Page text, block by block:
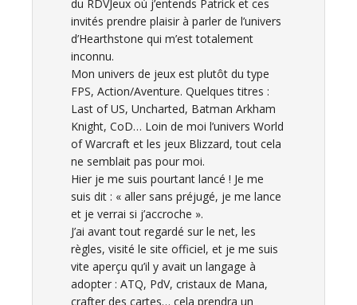
du RDVJeux où j’entends Patrick et ces
invités prendre plaisir à parler de l’univers
d’Hearthstone qui m’est totalement
inconnu.
Mon univers de jeux est plutôt du type
FPS, Action/Aventure. Quelques titres :
Last of US, Uncharted, Batman Arkham
Knight, CoD… Loin de moi l’univers World
of Warcraft et les jeux Blizzard, tout cela
ne semblait pas pour moi.
Hier je me suis pourtant lancé ! Je me
suis dit : « aller sans préjugé, je me lance
et je verrai si j’accroche ».
J’ai avant tout regardé sur le net, les
règles, visité le site officiel, et je me suis
vite aperçu qu’il y avait un langage à
adopter : ATQ, PdV, cristaux de Mana,
crafter des cartes… cela prendra un